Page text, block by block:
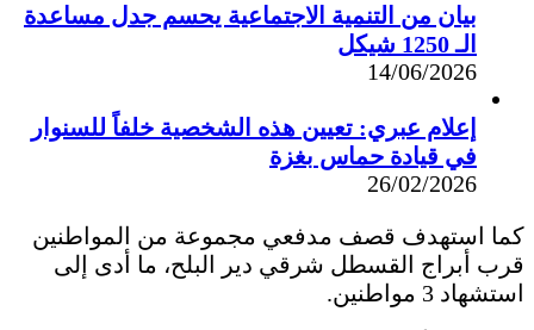
بيان من التنمية الاجتماعية يحسم جدل مساعدة
الـ 1250 شيكل
14/06/2026
إعلام عبري: تعيين هذه الشخصية خلفاً للسنوار
في قيادة حماس بغزة
26/02/2026
كما استهدف قصف مدفعي مجموعة من المواطنين
قرب أبراج القسطل شرقي دير البلح، ما أدى إلى
استشهاد 3 مواطنين.